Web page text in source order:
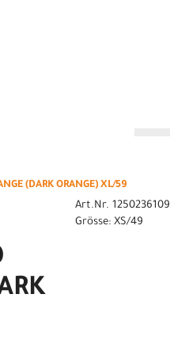
(DARK ORANGE) XL/59
Art.Nr. 1250236109
Grösse: XS/49